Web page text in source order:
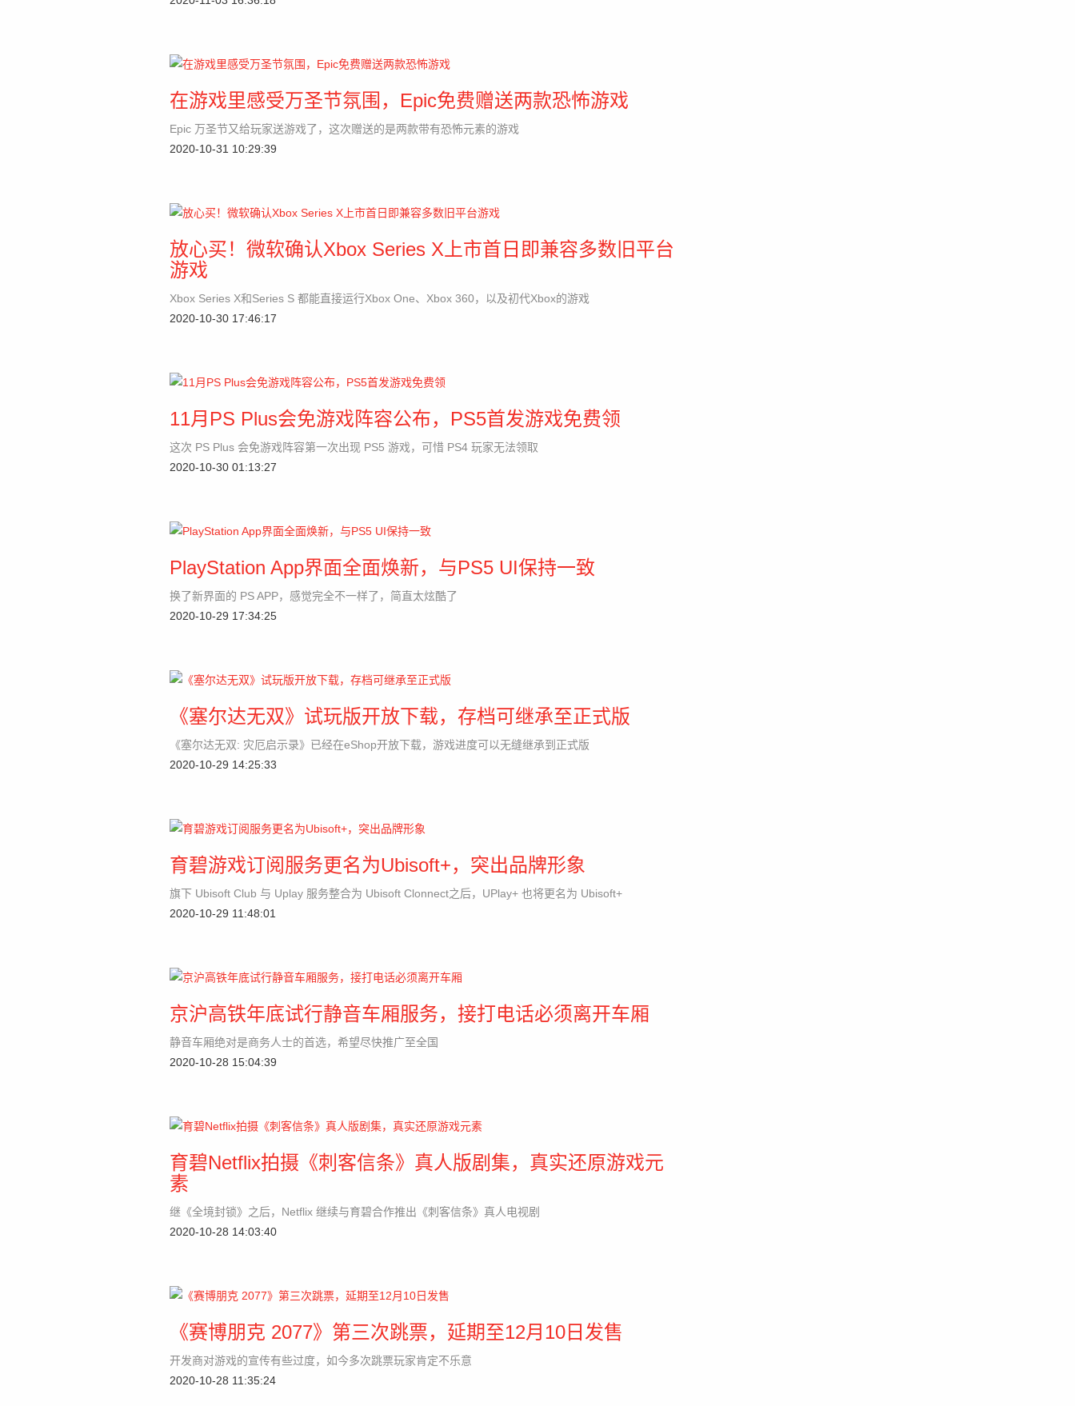
在游戏里感受万圣节氛围，Epic免费赠送两款恐怖游戏
Epic 万圣节又给玩家送游戏了，这次赠送的是两款带有恐怖元素的游戏
2020-10-31 10:29:39
放心买！微软确认Xbox Series X上市首日即兼容多数旧平台
游戏
Xbox Series X和Series S 都能直接运行Xbox One、Xbox 360，以及初代Xbox的游戏
2020-10-30 17:46:17
11月PS Plus会免游戏阵容公布，PS5首发游戏免费领
这次 PS Plus 会免游戏阵容第一次出现 PS5 游戏，可惜 PS4 玩家无法领取
2020-10-30 01:13:27
PlayStation App界面全面焕新，与PS5 UI保持一致
换了新界面的 PS APP，感觉完全不一样了，简直太炫酷了
2020-10-29 17:34:25
《塞尔达无双》试玩版开放下载，存档可继承至正式版
《塞尔达无双: 灾厄启示录》已经在eShop开放下载，游戏进度可以无缝继承到正式版
2020-10-29 14:25:33
育碧游戏订阅服务更名为Ubisoft+，突出品牌形象
旗下 Ubisoft Club 与 Uplay 服务整合为 Ubisoft Clonnect之后，UPlay+ 也将更名为 Ubisoft+
2020-10-29 11:48:01
京沪高铁年底试行静音车厢服务，接打电话必须离开车厢
静音车厢绝对是商务人士的首选，希望尽快推广至全国
2020-10-28 15:04:39
育碧Netflix拍摄《刺客信条》真人版剧集，真实还原游戏元
素
继《全境封锁》之后，Netflix 继续与育碧合作推出《刺客信条》真人电视剧
2020-10-28 14:03:40
《赛博朋克 2077》第三次跳票，延期至12月10日发售
开发商对游戏的宣传有些过度，如今多次跳票玩家肯定不乐意
2020-10-28 11:35:24